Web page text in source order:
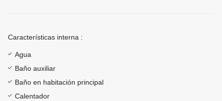
Características interna :
Agua
Baño auxiliar
Baño en habitación principal
Calentador